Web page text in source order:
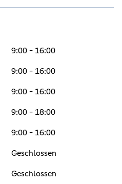
9:00 - 16:00
9:00 - 16:00
9:00 - 16:00
9:00 - 18:00
9:00 - 16:00
Geschlossen
Geschlossen